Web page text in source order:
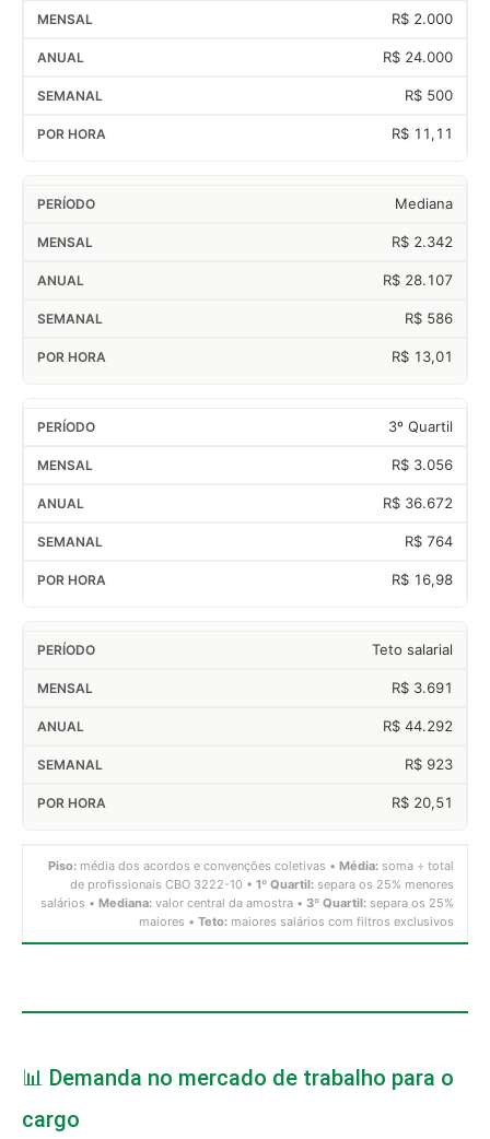
R$ 2.000
R$ 24.000
R$ 500
R$ 11,11
Mediana
R$ 2.342
R$ 28.107
R$ 586
R$ 13,01
3º Quartil
R$ 3.056
R$ 36.672
R$ 764
R$ 16,98
Teto salarial
R$ 3.691
R$ 44.292
R$ 923
R$ 20,51
Piso: média dos acordos e convenções coletivas • Média: soma ÷ total
de profissionais CBO 3222-10 • 1º Quartil: separa os 25% menores
salários • Mediana: valor central da amostra • 3º Quartil: separa os 25%
maiores • Teto: maiores salários com filtros exclusivos
📊 Demanda no mercado de trabalho para o
cargo